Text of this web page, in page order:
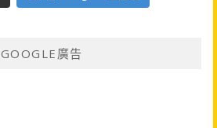
GOOGLE廣告